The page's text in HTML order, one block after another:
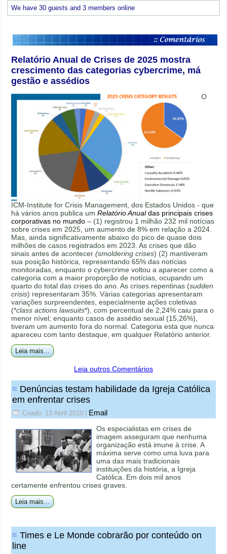
We have 30 guests and 3 members online
Relatório Anual de Crises de 2025 mostra
crescimento das categorias cybercrime, má
gestão e assédios
O
ICM-Institute for Crisis Management, dos Estados Unidos - que
há vários anos publica umRelatório Anualdas principais crises
corporativas no mundo – (1) registrou 1 milhão 232 mil notícias
sobre crises em 2025, um aumento de 8% em relação a 2024.
Mas, ainda significativamente abaixo do pico de quase dois
milhões de casos registrados em 2023. As crises que dão
sinais antes de acontecer(smoldering crises) (2) mantiveram
sua posição histórica, representando 65% das notícias
monitoradas, enquanto o cybercrime voltou a aparecer como a
categoria com a maior proporção de notícias, ocupando um
quarto do total das crises do ano. As crises repentinas (sudden
crisis) representaram 35%. Várias categorias apresentaram
variações surpreendentes, especialmente ações coletivas
(*class actions lawsuits*), com percentual de 2,24% caiu para o
menor nível; enquanto casos de assédio sexual (15,26%),
tiveram um aumento fora do normal. Categoria esta que nunca
apareceu com tanto destaque, em qualquer Relatório anterior.
Leia mais...
Leia outros Comentários
Denúncias testam habilidade da Igreja Católica
em enfrentar crises
Criado: 13 Abril 2010 Email
Os especialistas em crises de
imagem asseguram que nenhuma
organização está imune à crise. A
máxima serve como uma luva para
uma das mais tradicionais
instituições da história, a Igreja
Católica. Em dois mil anos
certamente enfrentou crises graves.
Leia mais...
Times e Le Monde cobrarão por conteúdo on
line